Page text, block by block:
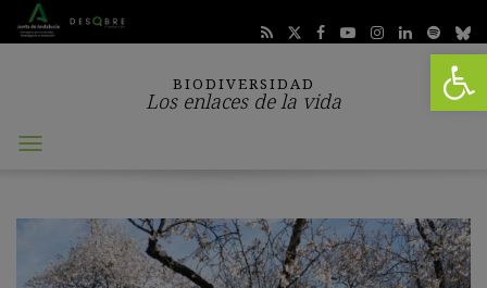
Abrir
BIODIVERSIDAD
Los enlaces de la vida
Abrir